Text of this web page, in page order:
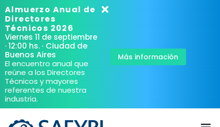
Almuerzo Anual de
Directores
Técnicos 2026
Viernes 11 de septiembre
· 12:00 hs. · Ciudad de
Buenos Aires
El encuentro anual que
reúne a los Directores
Técnicos y mayores
referentes de nuestra
industria.
Más información